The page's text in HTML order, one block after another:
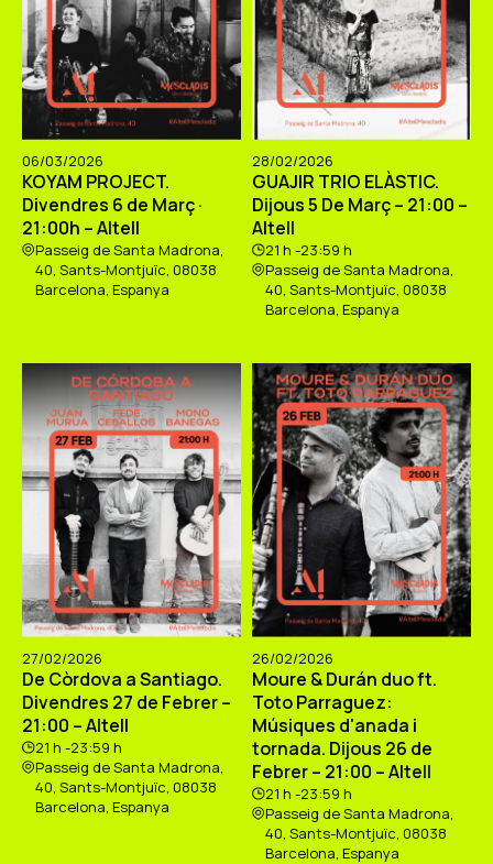
06/03/2026
KOYAM PROJECT.
Divendres 6 de Març ·
21:00h – Altell
Passeig de Santa Madrona,
40, Sants-Montjuïc, 08038
Barcelona, Espanya
28/02/2026
GUAJIR TRIO ELÀSTIC.
Dijous 5 De Març – 21:00 –
Altell
21 h -23:59 h
Passeig de Santa Madrona,
40, Sants-Montjuïc, 08038
Barcelona, Espanya
27/02/2026
De Còrdova a Santiago.
Divendres 27 de Febrer –
21:00 – Altell
21 h -23:59 h
Passeig de Santa Madrona,
40, Sants-Montjuïc, 08038
Barcelona, Espanya
26/02/2026
Moure & Durán duo ft.
Toto Parraguez:
Músiques d'anada i
tornada. Dijous 26 de
Febrer – 21:00 – Altell
21 h -23:59 h
Passeig de Santa Madrona,
40, Sants-Montjuïc, 08038
Barcelona, Espanya